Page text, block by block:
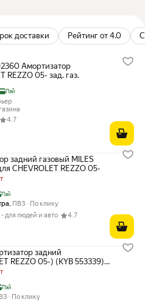
доставки Рейтинг от 4.0
Амортизатор
REZZO 05- зад. газ.
Яндекс Пэй 2540 ₽ вместо
Пэй
4.7
задний газовый MILES
CHEVROLET REZZO 05-
Яндекс Пэй 2531 ₽ вместо
Пэй
, ПВЗ
По клику
- для людей и авто
4.7
задний
REZZO 05-) (KYB 553339)
Яндекс Пэй 3451 ₽ вместо
Пэй
По клику